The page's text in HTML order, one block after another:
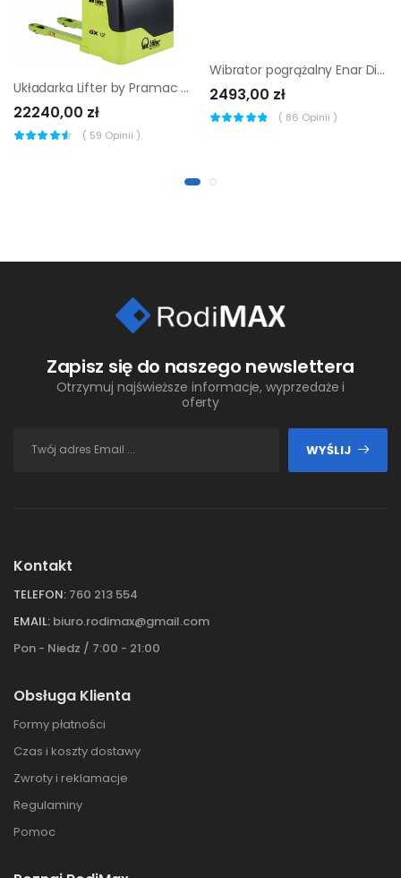
Układarka Lifter by Pramac GX 12/29 EVO gel 1150x560 |
22240,00 zł
( 59 Opinii )
Wibrator pogrążalny Enar Dingo (wałek 3m + buława 48mm)
2493,00 zł
( 86 Opinii )
Zapisz się do naszego newslettera
Otrzymuj najświeższe informacje, wyprzedaże i
oferty
WYŚLIJ
Kontakt
TELEFON: 760 213 554
EMAIL: biuro.rodimax@gmail.com
Pon - Niedz / 7:00 - 21:00
Obsługa Klienta
Formy płatności
Czas i koszty dostawy
Zwroty i reklamacje
Regulaminy
Pomoc